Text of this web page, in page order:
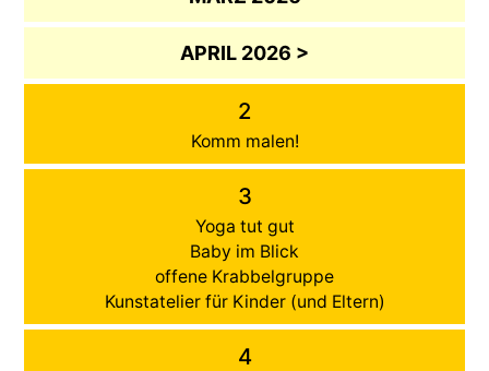
APRIL 2026 >
2
Komm malen!
3
Yoga tut gut
Baby im Blick
offene Krabbelgruppe
Kunstatelier für Kinder (und Eltern)
4